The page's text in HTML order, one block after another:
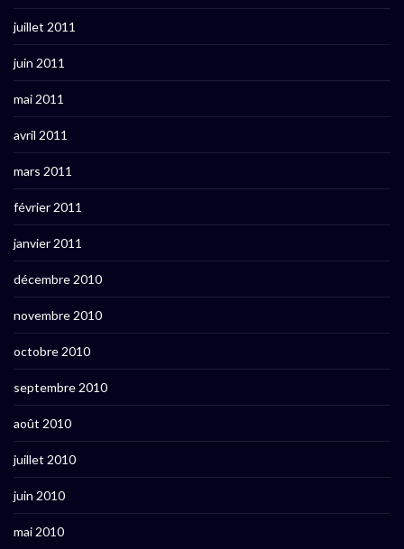
juillet 2011
juin 2011
mai 2011
avril 2011
mars 2011
février 2011
janvier 2011
décembre 2010
novembre 2010
octobre 2010
septembre 2010
août 2010
juillet 2010
juin 2010
mai 2010